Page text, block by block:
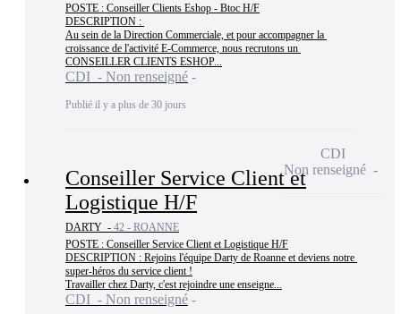
POSTE : Conseiller Clients Eshop - Btoc H/F
DESCRIPTION :
Au sein de la Direction Commerciale, et pour accompagner la
croissance de l'activité E-Commerce, nous recrutons un
CONSEILLER CLIENTS ESHOP...
CDI - Non renseigné
Publié il y a plus de 30 jours
Conseiller Service Client et
Logistique H/F
DARTY - 42 - ROANNE
POSTE : Conseiller Service Client et Logistique H/F
DESCRIPTION : Rejoins l'équipe Darty de Roanne et deviens notre
super-héros du service client !
Travailler chez Darty, c'est rejoindre une enseigne...
CDI - Non renseigné
CDI
Non renseigné